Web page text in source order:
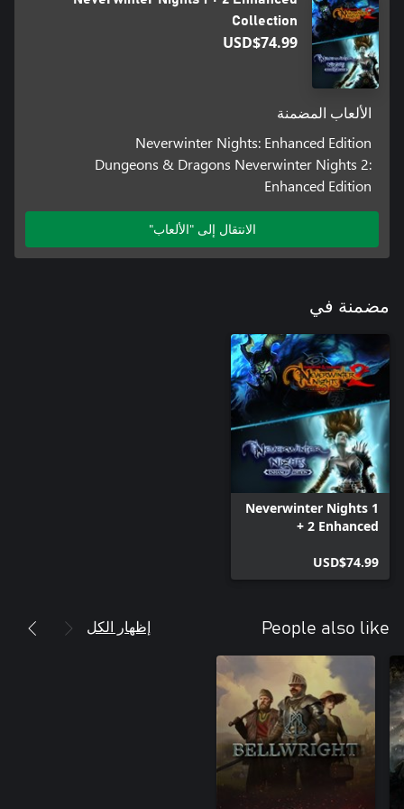
Collection
USD$74.99
الألعاب المضمنة
Neverwinter Nights: Enhanced Edition
Dungeons & Dragons Neverwinter Nights 2:
Enhanced Edition
الانتقال إلى "الألعاب"
مضمنة في
Neverwinter Nights 1
+ 2 Enhanced
USD$74.99
People also like إظهار الكل